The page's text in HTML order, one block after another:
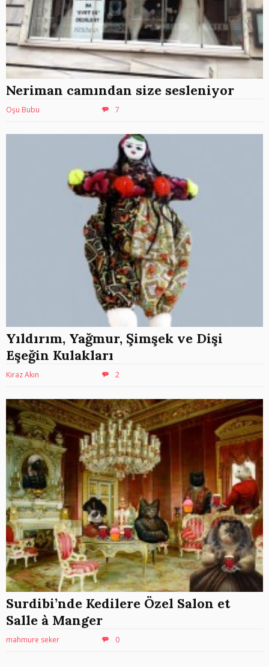
Neriman camından size sesleniyor
Oşu Bubu 7
Yıldırım, Yağmur, Şimşek ve Dişi
Eşeğin Kulakları
Kiraz Akın 2
Surdibi’nde Kedilere Özel Salon et
Salle à Manger
mahmure seker 0